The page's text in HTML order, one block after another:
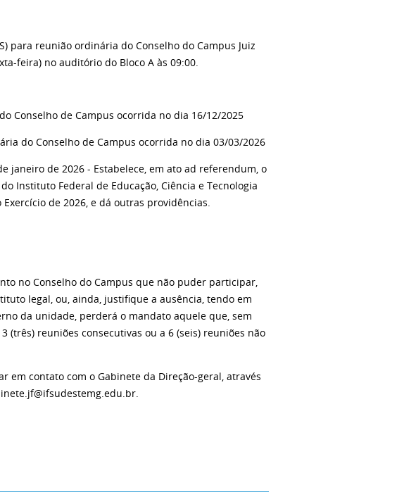
para reunião ordinária do Conselho doCampus Juiz
feira) no auditório do Bloco A às 09:00.
Conselho de Campus ocorrida no dia 16/12/2025
do Conselho de Campus ocorrida no dia 03/03/2026
janeiro de 2026 - Estabelece, em atoad referendum, o
Instituto Federal de Educação, Ciência e Tecnologia
de 2026, e dá outras providências.
no Conselho doCampusque não puder participar,
legal, ou, ainda, justifique a ausência, tendo em
da unidade, perderá o mandato aquele que, sem
(três) reuniões consecutivas ou a 6 (seis) reuniões não
em contato com o Gabinete da Direção-geral, através